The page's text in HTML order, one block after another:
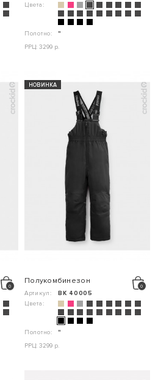
Цвета:
Полотно:
"
РРЦ: 3299 р.
НОВИНКА
Полукомбинезон
Артикул:
ВК 40005
Цвета:
Полотно:
"
РРЦ: 3299 р.